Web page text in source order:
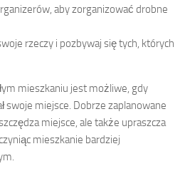
aby zorganizować drobne
rzeczy i pozbywaj się tych, których
mieszkaniu jest możliwe, gdy
swoje miejsce. Dobrze zaplanowane
miejsce, ale także upraszcza
mieszkanie bardziej